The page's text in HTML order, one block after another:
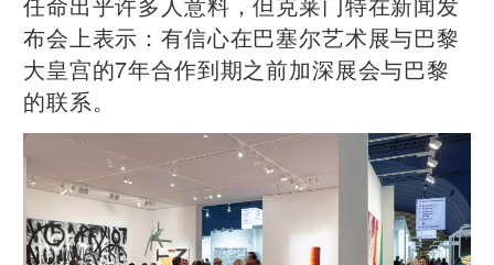
布会上表示：有信心在巴塞尔艺术展与巴黎
大皇宫的7年合作到期之前加深展会与巴黎
的联系。